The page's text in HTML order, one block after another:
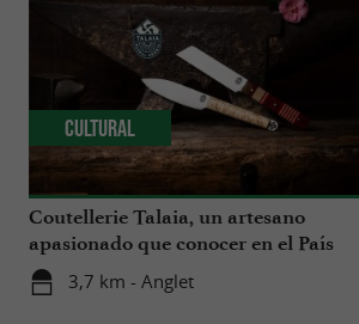
Coutellerie Talaia, un artesano
apasionado que conocer en el País
Vasco
3,7 km - Anglet
Cultural